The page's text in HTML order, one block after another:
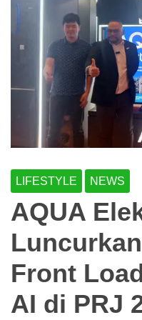
LIFESTYLE NEWS
AQUA
Front
AI di PRJ